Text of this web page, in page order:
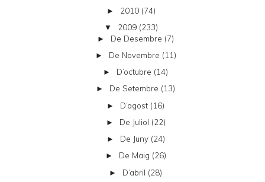
► 2010 (74)
▼ 2009 (233)
► De Desembre (7)
► De Novembre (11)
► D’octubre (14)
► De Setembre (13)
► D’agost (16)
► De Juliol (22)
► De Juny (24)
► De Maig (26)
► D’abril (28)